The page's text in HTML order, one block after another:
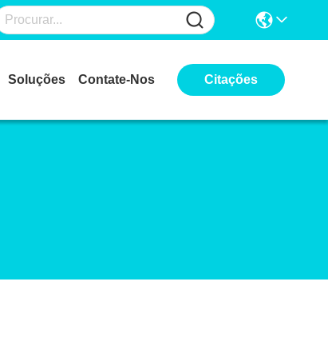
Soluções Contate-Nos Citações